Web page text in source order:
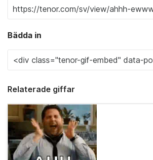
Bädda in
Relaterade giffar